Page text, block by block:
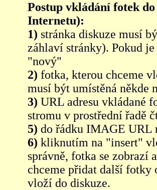
Postup vkládání fotek
Internetu):
1) stránka diskuze musí
záhlaví stránky). Pokud
"nový"
2) fotka, kterou chceme
musí být umístěná někde
3) URL adresu vkládané
stromu v prostřední řadě
5) do řádku IMAGE URL
6) kliknutím na "insert"
správně, fotka se zobrazí
chceme přidat další
vloží do diskuze.